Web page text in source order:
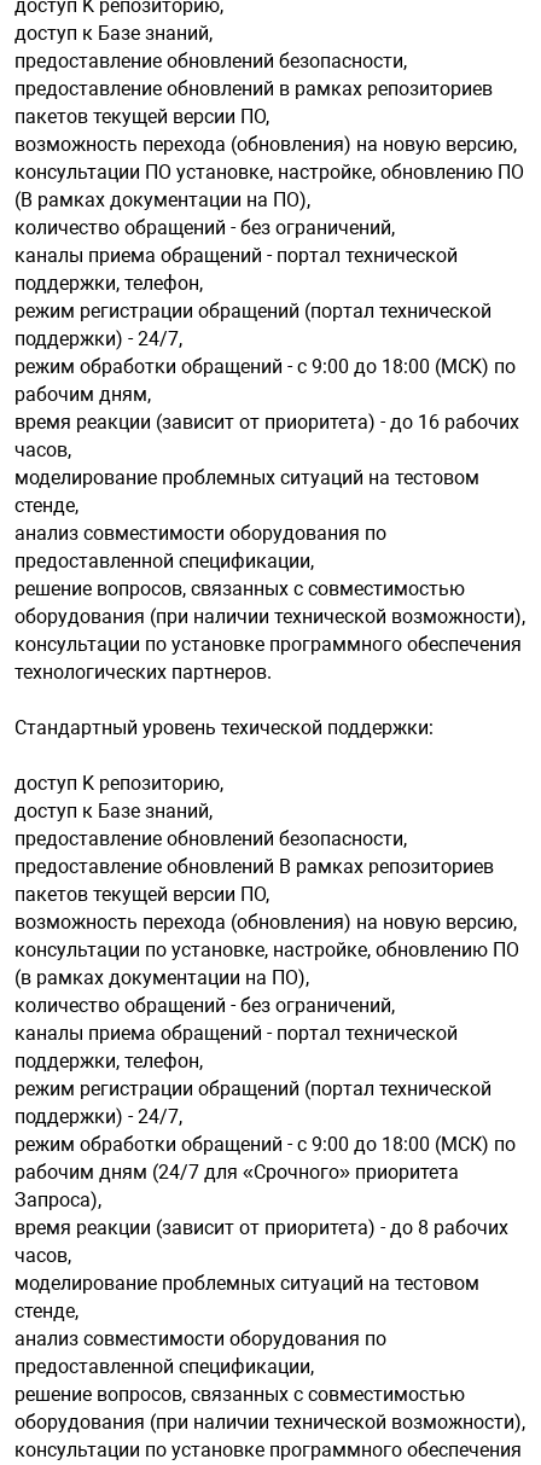
доступ K репозиторию,
доступ к Базе знаний,
предоставление обновлений безопасности,
предоставление обновлений в рамках репозиториев
пакетов текущей версии ПО,
возможность перехода (обновления) на новую версию,
консультации ПO установке, настройке, обновлению ПO
(B рамках документации на ПО),
количество обращений - без ограничений,
каналы приема обращений - портал технической
поддержки, телефон,
режим регистрации обращений (портал технической
поддержки) - 24/7,
режим обработки обращений - с 9:00 до 18:00 (MCK) по
рабочим дням,
время реакции (зависит от приоритета) - до 16 рабочих
часов,
моделирование проблемных ситуаций на тестовом
стенде,
анализ совместимости оборудования по
предоставленной спецификации,
решение вопросов, связанных с совместимостью
оборудования (при наличии технической возможности),
консультации по установке программного обеспечения
технологических партнеров.
Стандартный уровень техической поддержки:
доступ K репозиторию,
доступ к Базе знаний,
предоставление обновлений безопасности,
предоставление обновлений B рамках репозиториев
пакетов текущей версии ПО,
возможность перехода (обновления) на новую версию,
консультации по установке, настройке, обновлению ПО
(в рамках документации на ПО),
количество обращений - без ограничений,
каналы приема обращений - портал технической
поддержки, телефон,
режим регистрации обращений (портал технической
поддержки) - 24/7,
режим обработки обращений - с 9:00 до 18:00 (МСК) по
рабочим дням (24/7 для «Срочного» приоритета
Запроса),
время реакции (зависит от приоритета) - до 8 рабочих
часов,
моделирование проблемных ситуаций на тестовом
стенде,
анализ совместимости оборудования по
предоставленной спецификации,
решение вопросов, связанных с совместимостью
оборудования (при наличии технической возможности),
консультации по установке программного обеспечения